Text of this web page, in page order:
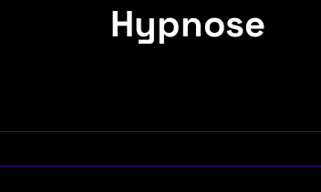
Hypnose